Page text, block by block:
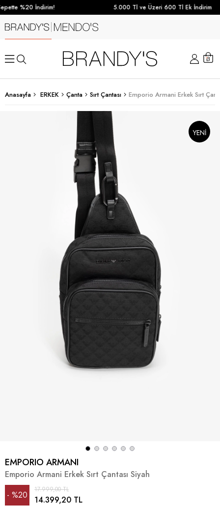
%20 İndirim! 5.000 Tl ve Üzeri 600 Tl Ek İndirim
Anasayfa ERKEK Çanta Sırt Çantası Emporio Armani Erkek Sırt
YENI
EMPORIO ARMANI
Emporio Armani Erkek Sırt Çantası Siyah
%20
17.999,00 TL
14.399,20 TL